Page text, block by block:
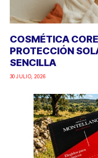
COSMÉTICA
PROTECCIÓN
SENCILLA
30 JULIO, 2026